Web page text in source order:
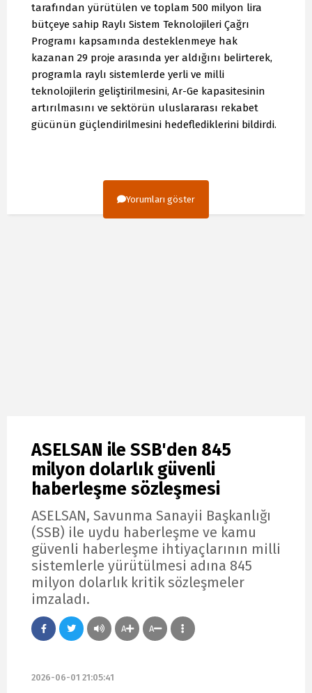
tarafından yürütülen ve toplam 500 milyon lira
bütçeye sahip Raylı Sistem Teknolojileri Çağrı
Programı kapsamında desteklenmeye hak
kazanan 29 proje arasında yer aldığını belirterek,
programla raylı sistemlerde yerli ve milli
teknolojilerin geliştirilmesini, Ar-Ge kapasitesinin
artırılmasını ve sektörün uluslararası rekabet
gücünün güçlendirilmesini hedeflediklerini bildirdi.
Yorumları göster
ASELSAN ile SSB'den 845
milyon dolarlık güvenli
haberleşme sözleşmesi
ASELSAN, Savunma Sanayii Başkanlığı
(SSB) ile uydu haberleşme ve kamu
güvenli haberleşme ihtiyaçlarının milli
sistemlerle yürütülmesi adına 845
milyon dolarlık kritik sözleşmeler
imzaladı.
A A
2026-06-01 21:05:41